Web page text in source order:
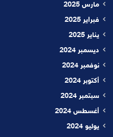
مارس 2025
فبراير 2025
يناير 2025
ديسمبر 2024
نوفمبر 2024
أكتوبر 2024
سبتمبر 2024
أغسطس 2024
يوليو 2024